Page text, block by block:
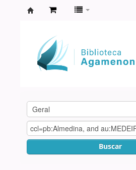
Agamenon
Magalhães
Buscar